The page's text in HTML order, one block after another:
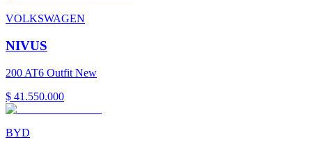
VOLKSWAGEN
NIVUS
200 AT6 Outfit New
$ 41.550.000
BYD